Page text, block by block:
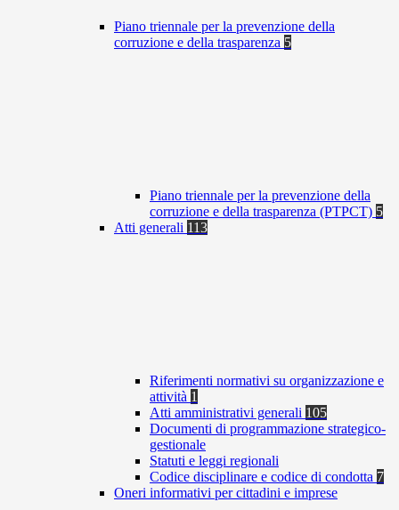
Piano triennale per la prevenzione della
corruzione e della trasparenza 5
Piano triennale per la prevenzione della
corruzione e della trasparenza (PTPCT) 5
Atti generali 113
Riferimenti normativi su organizzazione e
attività 1
Atti amministrativi generali 105
Documenti di programmazione strategico-
gestionale
Statuti e leggi regionali
Codice disciplinare e codice di condotta 7
Oneri informativi per cittadini e imprese